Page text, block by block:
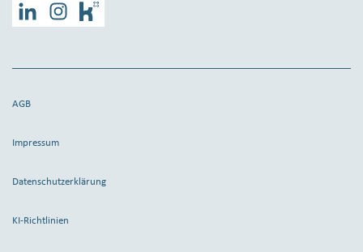
LinkedInInstagramKununu
AGB
Impressum
Datenschutzerklärung
KI-Richtlinien